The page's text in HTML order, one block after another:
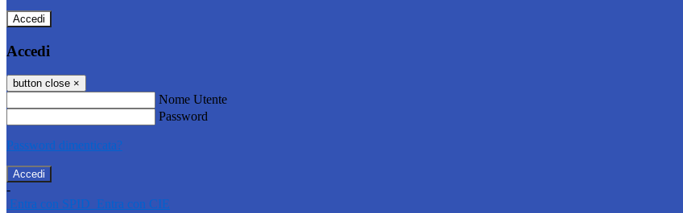
Accedi
Accedi
button close ×
Nome Utente
Password
Password dimenticata?
-
Entra con SPID Entra con CIE